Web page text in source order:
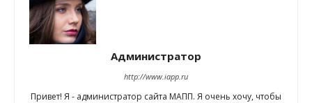
Администратор
http://www.iapp.ru
Привет! Я - администратор сайта МАПП. Я очень хочу, чтобы